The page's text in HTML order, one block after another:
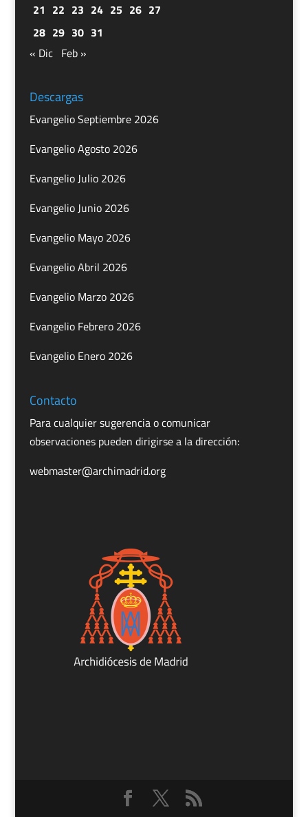
21 22 23 24 25 26 27
28 29 30 31
« Dic Feb »
Descargas
Evangelio Septiembre 2026
Evangelio Agosto 2026
Evangelio Julio 2026
Evangelio Junio 2026
Evangelio Mayo 2026
Evangelio Abril 2026
Evangelio Marzo 2026
Evangelio Febrero 2026
Evangelio Enero 2026
Contacto
Para cualquier sugerencia o comunicar
observaciones pueden dirigirse a la dirección:
webmaster@archimadrid.org